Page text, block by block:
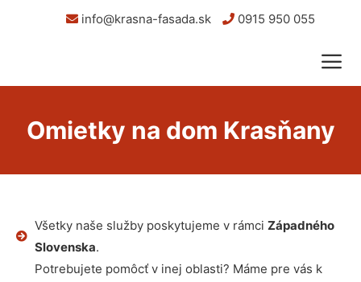
info@krasna-fasada.sk 0915 950 055
Omietky na dom Krasňany
Všetky naše služby poskytujeme v rámci Západného
Slovenska.
Potrebujete pomôcť v inej oblasti? Máme pre vás k